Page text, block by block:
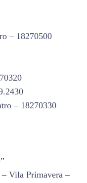
– 18270500
– 18270330
Vila Primavera –